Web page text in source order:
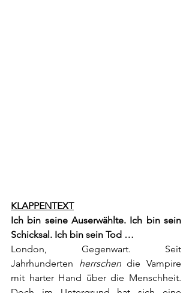
KLAPPENTEXT
Ich bin seine Auserwählte. Ich bin sein
Schicksal. Ich bin sein Tod …
London, Gegenwart. Seit
Jahrhunderten herrschen die Vampire
mit harter Hand über die Menschheit.